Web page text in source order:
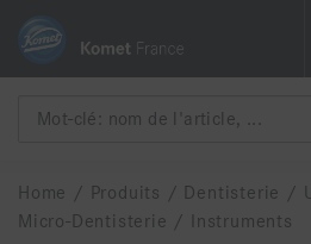
Home / Produits / Dentisterie /
Micro-Dentisterie / Instruments